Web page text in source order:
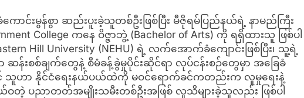
ောင်းမွန်စွာ ဆည်းပူးခဲ့သူတစ်ဦးဖြစ်ပြီး မီဇိုရမ်ပြည်နယ်ရဲ့ နာမည်ကြီး
College ကနေ ဝိဇ္ဇာဘွဲ့ (Bachelor of Arts) ကို ရရှိထားသူ ဖြစ်ပါ
Hill University (NEHU) ရဲ့ လက်အောက်ခံကျောင်းဖြစ်ပြီး၊ သူ့ရဲ့
န်းစစ်ချက်တွေနဲ့ စီမံခန့်ခွဲမှုပိုင်းဆိုင်ရာ လုပ်ငန်းစဉ်တွေမှာ အခြေခံ
င် သူဟာ နိုင်ငံရေးနယ်ပယ်ထဲကို မဝင်ရောက်ခင်ကတည်းက လူမှုရေးနဲ့
ပညာတတ်အမျိုးသမီးတစ်ဦးအဖြစ် လူသိများခဲ့သူလည်း ဖြစ်ပါ